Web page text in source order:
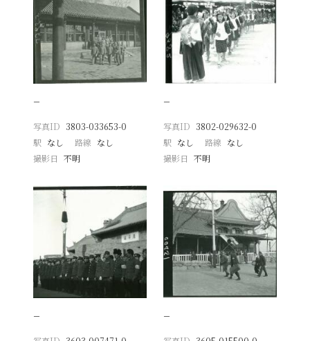
−
写真ID 3803-033653-0
駅 なし 路線 なし
撮影日
不明
−
写真ID 3802-029632-0
駅 なし 路線 なし
撮影日 不明
− −